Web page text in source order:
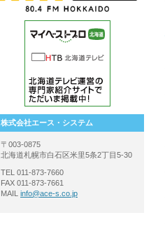
株式会社エース・システム
〒003-0875
北海道札幌市白石区米里5条2丁目5-30
TEL 011-873-7660
FAX 011-873-7661
MAIL info@ace-s.co.jp